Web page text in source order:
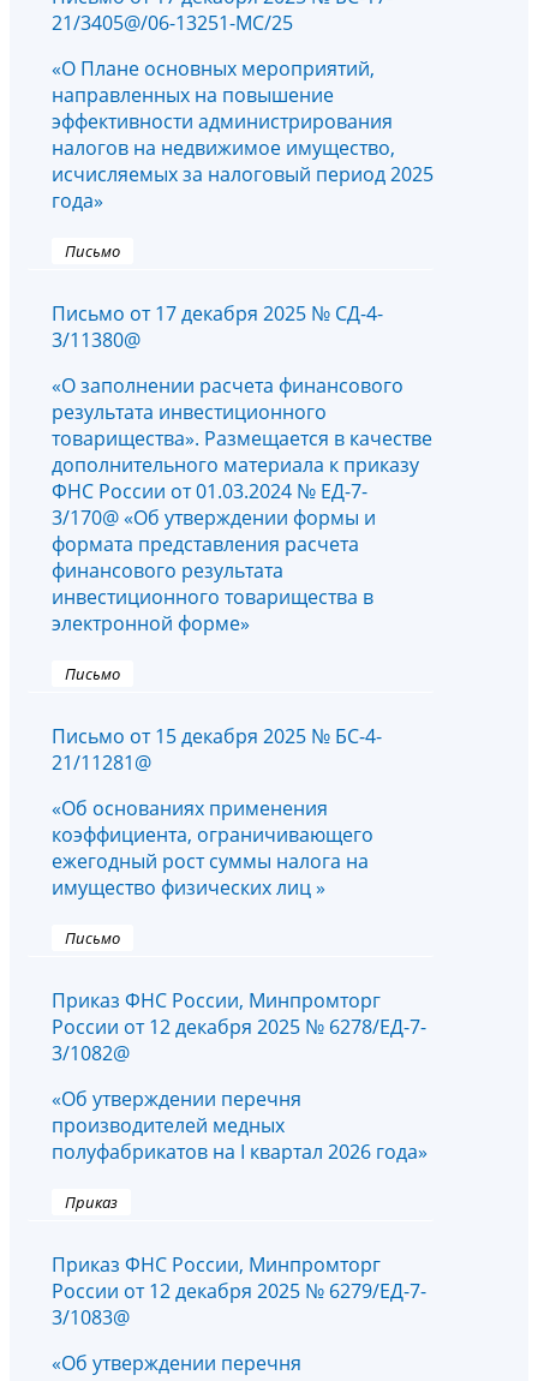
21/3405@/06-13251-МС/25
«О Плане основных мероприятий,
направленных на повышение
эффективности администрирования
налогов на недвижимое имущество,
исчисляемых за налоговый период 2025
года»
Письмо
Письмо от 17 декабря 2025 № СД-4-
3/11380@
«О заполнении расчета финансового
результата инвестиционного
товарищества». Размещается в качестве
дополнительного материала к приказу
ФНС России от 01.03.2024 № ЕД-7-
3/170@ «Об утверждении формы и
формата представления расчета
финансового результата
инвестиционного товарищества в
электронной форме»
Письмо
Письмо от 15 декабря 2025 № БС-4-
21/11281@
«Об основаниях применения
коэффициента, ограничивающего
ежегодный рост суммы налога на
имущество физических лиц »
Письмо
Приказ ФНС России, Минпромторг
России от 12 декабря 2025 № 6278/ЕД-7-
3/1082@
«Об утверждении перечня
производителей медных
полуфабрикатов на I квартал 2026 года»
Приказ
Приказ ФНС России, Минпромторг
России от 12 декабря 2025 № 6279/ЕД-7-
3/1083@
«Об утверждении перечня